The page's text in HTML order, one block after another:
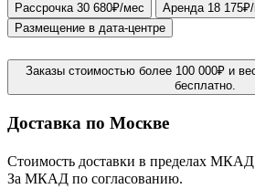
Рассрочка 30 680₽/мес
Аренда 18
Размещение в дата-центре
Заказы стоимостью более 100 000₽ и
бесплатно.
Доставка по Москве
Стоимость доставки в пределах
За МКАД по согласованию.